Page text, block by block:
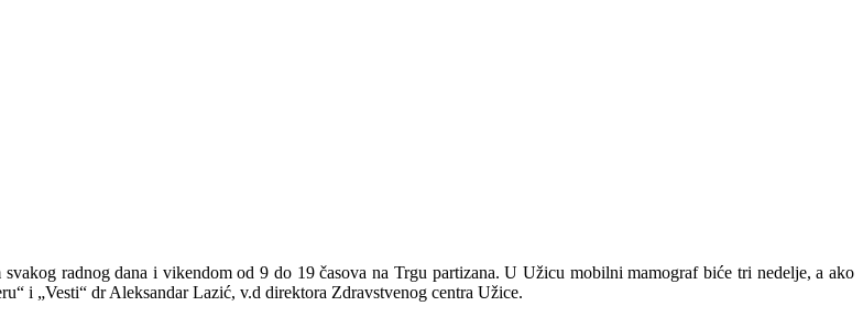
radnog dana i vikendom od 9 do 19 časova na Trgu partizana. U Užicu mobilni mamograf biće tri nedelje, a ako
i „Vesti“ dr Aleksandar Lazić, v.d direktora Zdravstvenog centra Užice.